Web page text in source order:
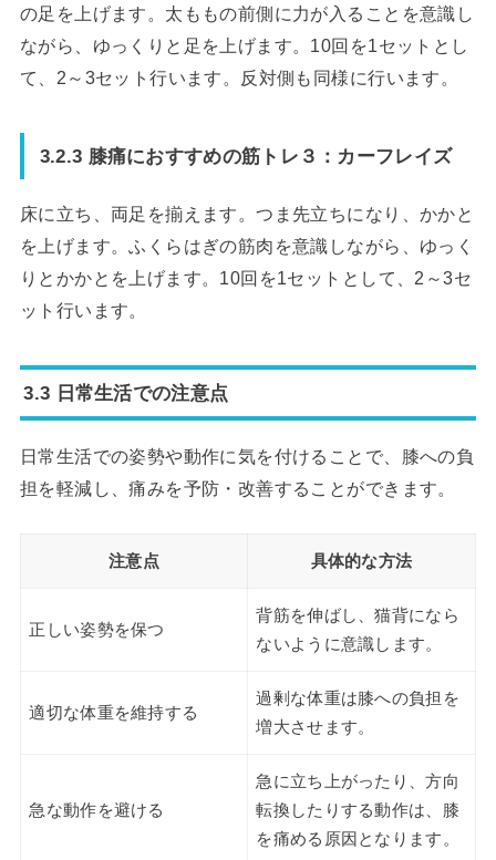
の足を上げます。太ももの前側に力が入ることを意識し
ながら、ゆっくりと足を上げます。10回を1セットとし
て、2～3セット行います。反対側も同様に行います。
3.2.3 膝痛におすすめの筋トレ３：カーフレイズ
床に立ち、両足を揃えます。つま先立ちになり、かかと
を上げます。ふくらはぎの筋肉を意識しながら、ゆっく
りとかかとを上げます。10回を1セットとして、2～3セ
ット行います。
3.3 日常生活での注意点
日常生活での姿勢や動作に気を付けることで、膝への負
担を軽減し、痛みを予防・改善することができます。
注意点 具体的な方法
正しい姿勢を保つ
背筋を伸ばし、猫背になら
ないように意識します。
適切な体重を維持する
過剰な体重は膝への負担を
増大させます。
急な動作を避ける
急に立ち上がったり、方向
転換したりする動作は、膝
を痛める原因となります。